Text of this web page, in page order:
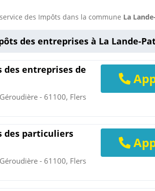
des Impôts dans la commune La
des entreprises à La Lande-
des entreprises de
- 61100, Flers
des particuliers
- 61100, Flers